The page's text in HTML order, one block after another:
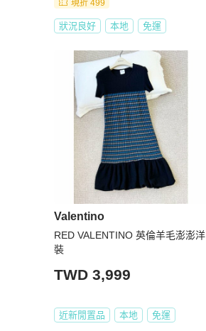
現折 499
狀況良好 本地 免運
Valentino
RED VALENTINO 英倫羊毛澎澎洋
裝
TWD 3,999
近新閒置品 本地 免運